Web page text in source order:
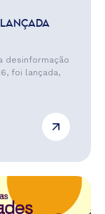
desinformação
foi lançada,